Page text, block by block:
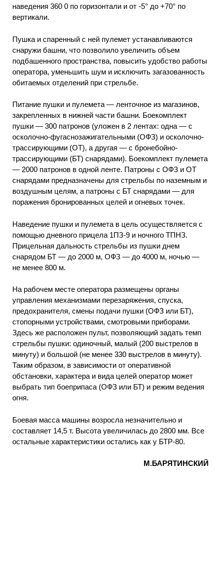
наведения 360 0 по горизонтали и от -5° до +70° по
вертикали.
Пушка и спаренный с ней пулемет устанавливаются
снаружи башни, что позволило увеличить объем
подбашенного пространства, повысить удобство работы
оператора, уменьшить шум и исключить загазованность
обитаемых отделений при стрельбе.
Питание пушки и пулемета — ленточное из магазинов,
закрепленных в нижней части башни. Боекомплект
пушки — 300 патронов (уложен в 2 лентах: одна — с
осколочно-фугаснозажигательными (ОФЗ) и осколочно-
трассирующими (ОТ), а другая — с бронебойно-
трассирующими (БТ) снарядами). Боекомплект пулемета
— 2000 патронов в одной ленте. Патроны с ОФЗ и ОТ
снарядами предназначены для стрельбы по наземным и
воздушным целям, а патроны с БТ снарядами — для
поражения бронированных целей и огневых точек.
Наведение пушки и пулемета в цель осуществляется с
помощью дневного прицела 1ПЗ-9 и ночного ТПНЗ.
Прицельная дальность стрельбы из пушки днем
снарядом БТ — до 2000 м, ОФЗ — до 4000 м, ночью —
не менее 800 м.
На рабочем месте оператора размещены органы
управления механизмами перезаряжения, спуска,
предохранителя, смены подачи пушки (ОФЗ или БТ),
стопорными устройствами, смотровыми приборами.
Здесь же расположен пульт, позволяющий задать темп
стрельбы пушки: одиночный, малый (200 выстрелов в
минуту) и большой (не менее 330 выстрелов в минуту).
Таким образом, в зависимости от оперативной
обстановки, характера и вида целей оператор может
выбрать тип боеприпаса (ОФЗ или БТ) и режим ведения
огня.
Боевая масса машины возросла незначительно и
составляет 14,5 т. Высота увеличилась до 2800 мм. Все
остальные характеристики остались как у БТР-80.
М.БАРЯТИНСКИЙ